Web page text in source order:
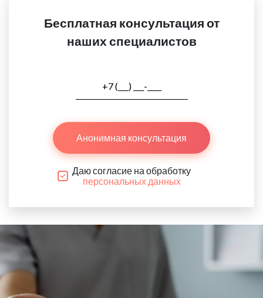
Бесплатная консультация от
наших специалистов
Анонимная консультация
Даю согласие на обработку
персональных данных